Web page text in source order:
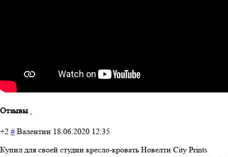
Отзывы
+2 # Валентин 18.06.2020 12:35
Купил для своей студии кресло-кровать Новелти City Prints